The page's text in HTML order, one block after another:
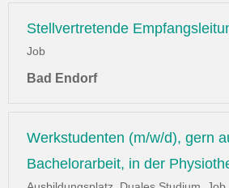
Stellvertretende
Job
Bad Endorf
Werkstudenten (m/w/d), gern
Bachelorarbeit, in der